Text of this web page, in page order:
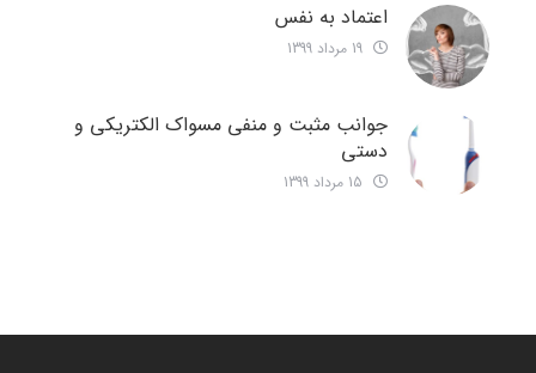
اعتماد به نفس
جوانب مثبت و منفی مسواک الکتریکی و
دستی